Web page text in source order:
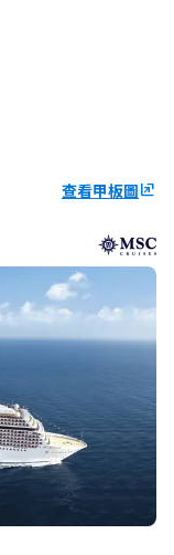
查看甲板圖ungroup